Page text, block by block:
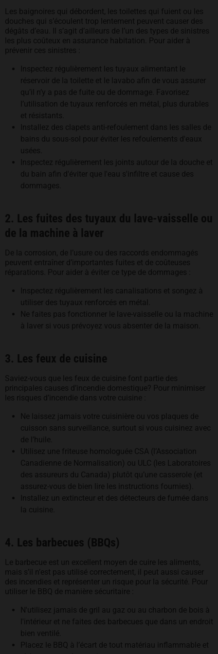
Les baignoires qui débordent, les toilettes qui fuient ou les
douches qui s’écoulent trop lentement peuvent causer des
dégâts d’eau. Il s’agit d’ailleurs de l’un des types de sinistres
les plus coûteux en assurance habitation. Pour aider à
prévenir ces sinistres :
Inspectez régulièrement les tuyaux alimentant le
réservoir de la toilette et le lavabo afin de vous assurer
qu’il n’y a pas de fuite ou de dommage. Favorisez
l’utilisation de tuyaux renforcés en métal, plus durables
et résistants.
Installez des clapets anti-refoulement dans les salles de
bains du sous-sol pour éviter les refoulements d'eaux
usées.
Inspectez régulièrement les joints autour de la douche et
du bain afin d'éviter que l'eau s'infiltre et cause des
dommages.
2. Les fuites des tuyaux du lave-vaisselle ou
de la machine à laver
De la corrosion, de l’usure ou des raccords endommagés
peuvent entraîner d’importantes fuites et de coûteuses
réparations. Pour aider à éviter ce type de dommages :
Inspectez régulièrement les canalisations et songez à
utiliser des tuyaux renforcés en métal.
Ne faites pas fonctionner le lave-vaisselle ou la machine
à laver si vous prévoyez vous absenter de la maison.
3. Les feux de cuisine
Saviez-vous que les feux de cuisine font partie des
principales causes d’incendie domestique? Pour minimiser
les risques d’incendie dans votre cuisine :
Ne laissez jamais votre cuisinière ou vos plaques de
cuisson sans surveillance, surtout si vous cuisinez avec
de l’huile.
Utilisez une friteuse homologuée CSA (l’Association
Canadienne de Normalisation) ou ULC (les Laboratoires
des assureurs du Canada) plutôt qu’une casserole (et
assurez-vous de bien lire les instructions fournies).
Installez un extincteur et des détecteurs de fumée dans
la cuisine.
4. Les barbecues (BBQs)
Le barbecue est un excellent moyen de cuire les aliments,
mais s’il n’est pas utilisé correctement, il peut aussi causer
des incendies et représenter un risque pour la sécurité. Pour
utiliser le BBQ de manière sécuritaire :
N'utilisez jamais de gril au gaz ou au charbon de bois à
l'intérieur et ne faites des barbecues que dans un endroit
bien ventilé.
Placez le BBQ à l’écart de tout matériau inflammable et